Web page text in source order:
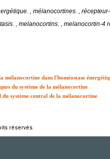
, mélanocortines. ,
, melanocortins. , melanocortin-4
mélanocortine dans l'homéostase
du système de la mélanocortine
du système central de la mélanocortine
réservés.